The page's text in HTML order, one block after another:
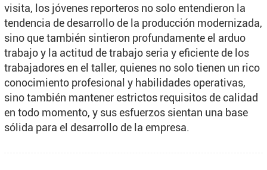
visita, los jóvenes reporteros no solo entendieron la
tendencia de desarrollo de la producción modernizada,
sino que también sintieron profundamente el arduo
trabajo y la actitud de trabajo seria y eficiente de los
trabajadores en el taller, quienes no solo tienen un rico
conocimiento profesional y habilidades operativas,
sino también mantener estrictos requisitos de calidad
en todo momento, y sus esfuerzos sientan una base
sólida para el desarrollo de la empresa.